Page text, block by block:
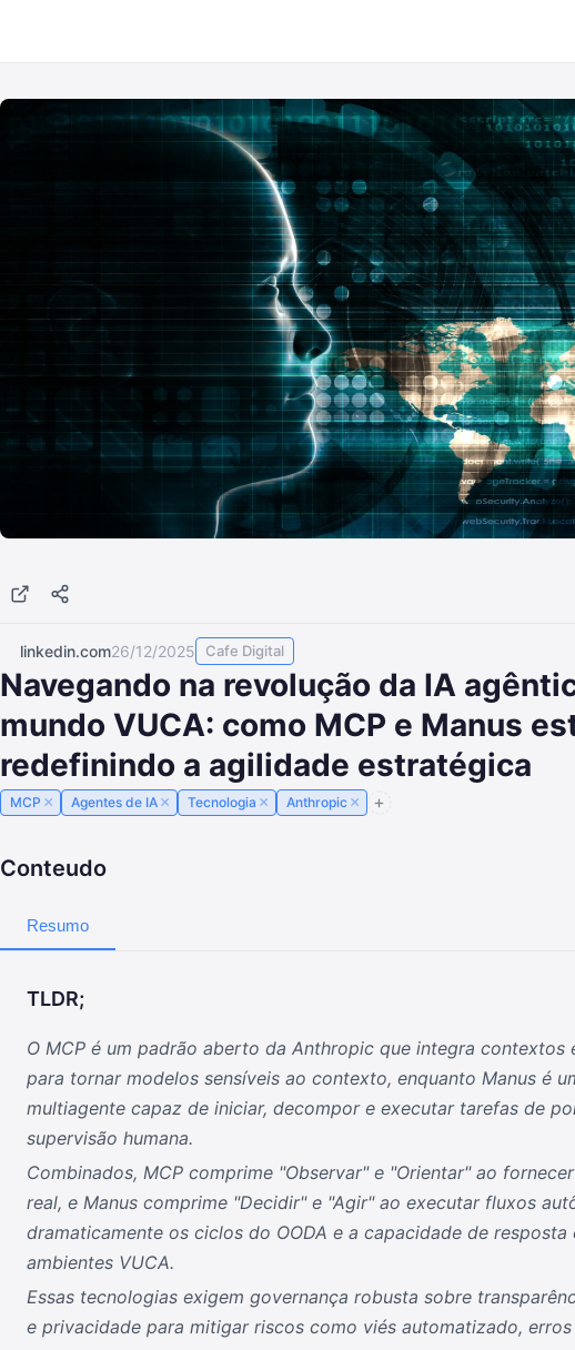
linkedin.com26/12/2025 Cafe Digital
Navegando na revolução da IA
mundo VUCA: como MCP e Manus
redefinindo a agilidade estratégica
MCP × Agentes de IA × Tecnologia × Anthropic ×
Conteudo
Resumo
TLDR;
O MCP é um padrão aberto da Anthropic que integra contextos
para tornar modelos sensíveis ao contexto, enquanto Manus é
multiagente capaz de iniciar, decompor e executar tarefas de
supervisão humana.
Combinados, MCP comprime "Observar" e "Orientar" ao
real, e Manus comprime "Decidir" e "Agir" ao executar fluxos
dramaticamente os ciclos do OODA e a capacidade de resposta
ambientes VUCA.
Essas tecnologias exigem governança robusta sobre
e privacidade para mitigar riscos como viés automatizado, erros